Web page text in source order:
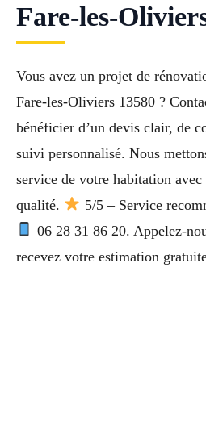
Fare-les-
Vous avez un projet de
Fare-les-Oliviers 13580 ?
bénéficier d’un devis clair, de
suivi personnalisé. Nous
service de votre habitation avec
qualité.
5/5 – Service
06 28 31 86 20. Appelez-
recevez votre estimation